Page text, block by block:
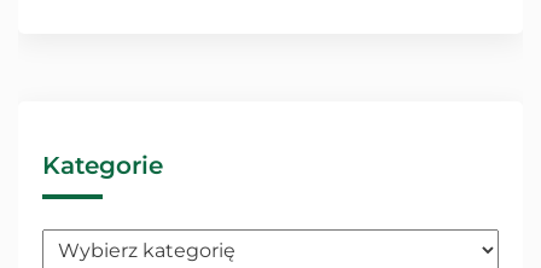
Kategorie
Kategorie